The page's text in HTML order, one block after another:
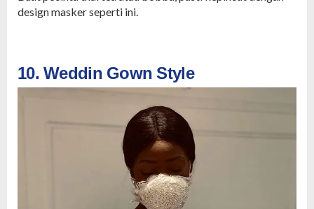
design masker seperti ini.
10. Weddin Gown Style